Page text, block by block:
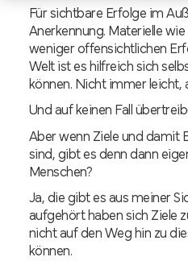
Für sichtbare Erfolge im
Anerkennung. Materielle
weniger offensichtlichen
Welt ist es hilfreich sich
können. Nicht immer leicht,
Und auf keinen Fall
Aber wenn Ziele und damit
sind, gibt es denn dann
Menschen?
Ja, die gibt es aus meiner
aufgehört haben sich Ziele
nicht auf den Weg hin zu
können.